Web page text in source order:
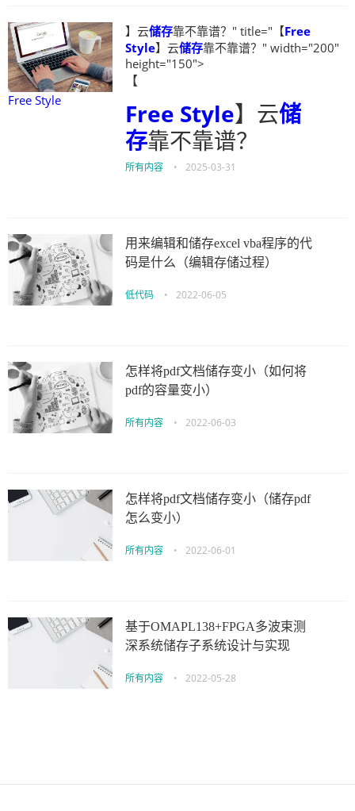
Free Style
】云储存靠不靠谱？" title="【Free
Style】云储存靠不靠谱？" width="200"
height="150">
【
Free Style】云储
存靠不靠谱？
所有内容 • 2025-03-31
用来编辑和储存excel vba程序的代
码是什么（编辑存储过程）
低代码 • 2022-06-05
怎样将pdf文档储存变小（如何将
pdf的容量变小）
所有内容 • 2022-06-03
怎样将pdf文档储存变小（储存pdf
怎么变小）
所有内容 • 2022-06-01
基于OMAPL138+FPGA多波束测
深系统储存子系统设计与实现
所有内容 • 2022-05-28